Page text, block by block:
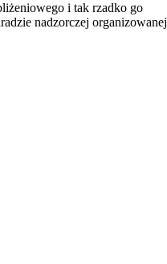
i tak rzadko go
nadzorczej organizowanej